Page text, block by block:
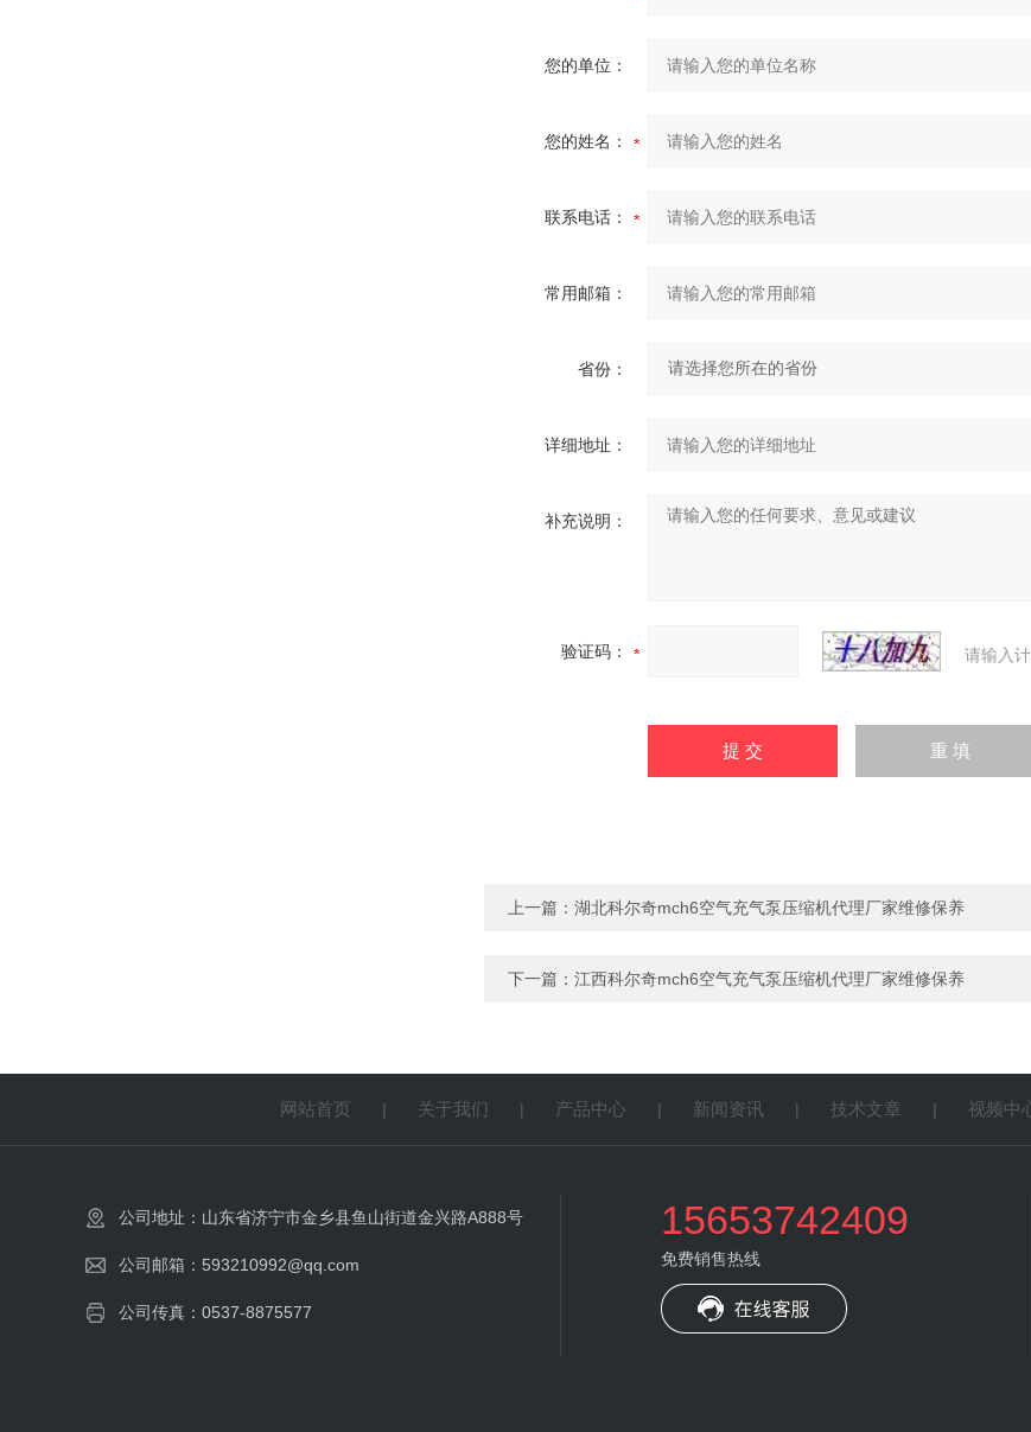
您的单位：
您的姓名：
联系电话：
常用邮箱：
省份：
详细地址：
补充说明：
验证码： 请输入
上一篇： 湖北科尔奇mch6空气充气泵压缩机代理厂家维修保养
下一篇： 江西科尔奇mch6空气充气泵压缩机代理厂家维修保养
网站首页 | 关于我们 | 产品中心 | 新闻资讯 | 技术文章 | 视频中
公司地址：山东省济宁市金乡县鱼山街道金兴路A888号
公司邮箱：593210992@qq.com
公司传真：0537-8875577
15653742409
免费销售热线